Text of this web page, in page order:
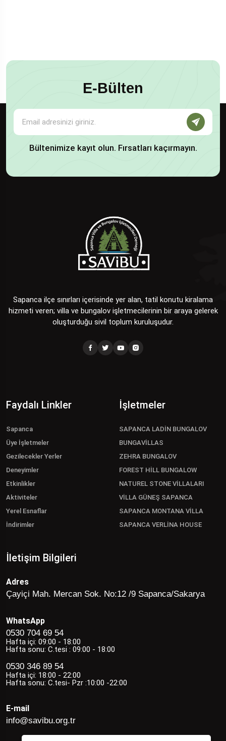
E-Bülten
Bültenimize kayıt olun. Fırsatları kaçırmayın.
Sapanca ilçe sınırları içerisinde yer alan, tatil konutu kiralama
hizmeti veren; villa ve bungalov işletmecilerinin bir araya gelerek
oluşturduğu sivil toplum kuruluşudur.
Faydalı Linkler
Sapanca
Üye İşletmeler
Gezilecekler Yerler
Deneyimler
Etkinlikler
Aktiviteler
Yerel Esnaflar
İndirimler
İşletmeler
SAPANCA LADİN BUNGALOV
BUNGAVİLLAS
ZEHRA BUNGALOV
FOREST HİLL BUNGALOW
NATUREL STONE VİLLALARI
VİLLA GÜNEŞ SAPANCA
SAPANCA MONTANA VİLLA
SAPANCA VERLİNA HOUSE
İletişim Bilgileri
Adres
Çayiçi Mah. Mercan Sok. No:12 /9 Sapanca/Sakarya
WhatsApp
0530 704 69 54
Hafta içi: 09:00 - 18:00
Hafta sonu: C.tesi : 09:00 - 18:00
0530 346 89 54
Hafta içi: 18:00 - 22:00
Hafta sonu: C.tesi- Pzr :10:00 -22:00
E-mail
info@savibu.org.tr